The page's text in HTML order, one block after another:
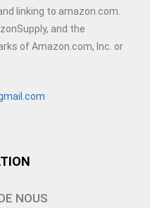
linking to amazon.com.
and the
of Amazon.com, Inc. or
NOUS